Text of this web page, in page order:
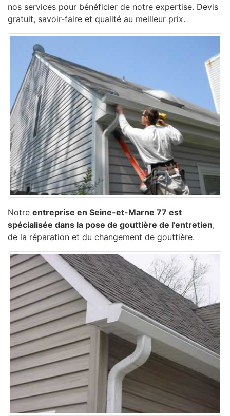
nos services pour bénéficier de notre expertise. Devis
gratuit, savoir-faire et qualité au meilleur prix.
Notre entreprise en Seine-et-Marne 77 est
spécialisée dans la pose de gouttière de l’entretien,
de la réparation et du changement de gouttière.